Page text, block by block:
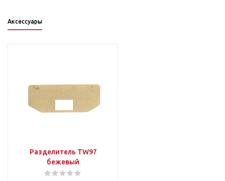
Аксессуары
Разделитель TW97
бежевый